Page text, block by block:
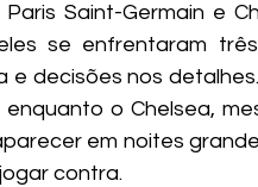
Saint-Germain e
se enfrentaram
e decisões nos
o Chelsea,
em noites
contra.